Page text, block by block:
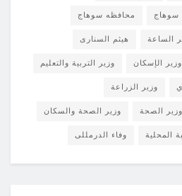
سوهاج محافظه سوهاج
الساعة هيثم السنارى
وزير الإسكان وزير التربية والتعليم
وزير الزراعة
وزير الصحة وزير الصحة والسكان
المحلية وفاء الدرمللى